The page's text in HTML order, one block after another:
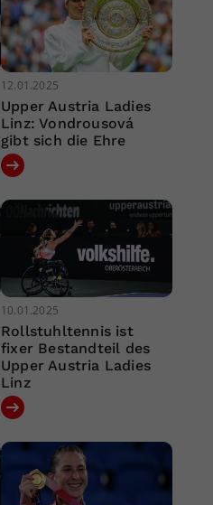
12.01.2025
Upper Austria Ladies
Linz: Vondrousová
gibt sich die Ehre
10.01.2025
Rollstuhltennis ist
fixer Bestandteil des
Upper Austria Ladies
Linz